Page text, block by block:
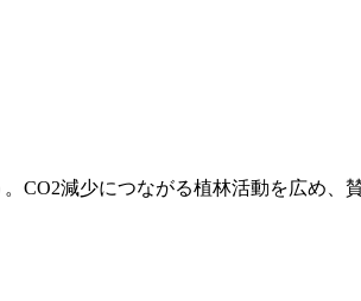
CO2減少につながる植林活動を広め